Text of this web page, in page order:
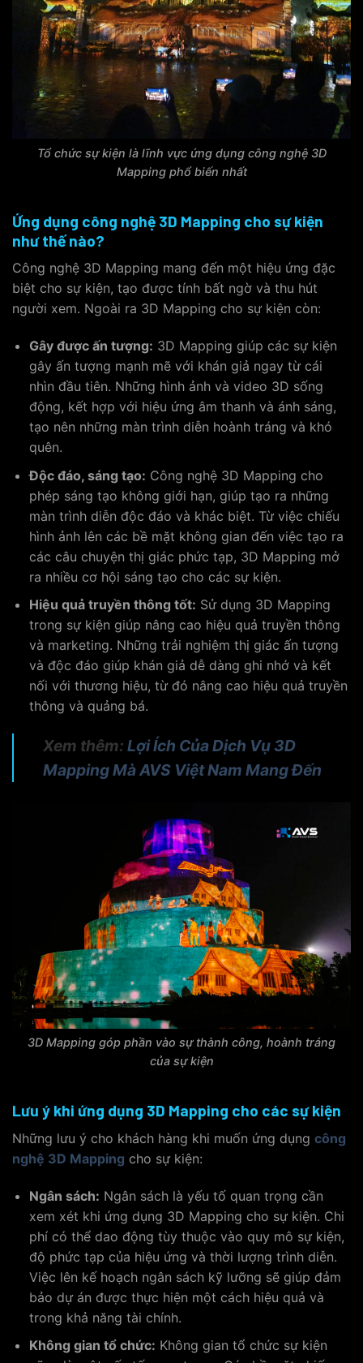
Tổ chức sự kiện là lĩnh vực ứng dụng công nghệ 3D
Mapping phổ biến nhất
Ứng dụng công nghệ 3D Mapping cho sự kiện
như thế nào?
Công nghệ 3D Mapping mang đến một hiệu ứng đặc
biệt cho sự kiện, tạo được tính bất ngờ và thu hút
người xem. Ngoài ra 3D Mapping cho sự kiện còn:
Gây được ấn tượng: 3D Mapping giúp các sự kiện
gây ấn tượng mạnh mẽ với khán giả ngay từ cái
nhìn đầu tiên. Những hình ảnh và video 3D sống
động, kết hợp với hiệu ứng âm thanh và ánh sáng,
tạo nên những màn trình diễn hoành tráng và khó
quên.
Độc đáo, sáng tạo: Công nghệ 3D Mapping cho
phép sáng tạo không giới hạn, giúp tạo ra những
màn trình diễn độc đáo và khác biệt. Từ việc chiếu
hình ảnh lên các bề mặt không gian đến việc tạo ra
các câu chuyện thị giác phức tạp, 3D Mapping mở
ra nhiều cơ hội sáng tạo cho các sự kiện.
Hiệu quả truyền thông tốt: Sử dụng 3D Mapping
trong sự kiện giúp nâng cao hiệu quả truyền thông
và marketing. Những trải nghiệm thị giác ấn tượng
và độc đáo giúp khán giả dễ dàng ghi nhớ và kết
nối với thương hiệu, từ đó nâng cao hiệu quả truyền
thông và quảng bá.
Xem thêm: Lợi Ích Của Dịch Vụ 3D
Mapping Mà AVS Việt Nam Mang Đến
3D Mapping góp phần vào sự thành công, hoành tráng
của sự kiện
Lưu ý khi ứng dụng 3D Mapping cho các sự kiện
Những lưu ý cho khách hàng khi muốn ứng dụng công
nghệ 3D Mapping cho sự kiện:
Ngân sách: Ngân sách là yếu tố quan trọng cần
xem xét khi ứng dụng 3D Mapping cho sự kiện. Chi
phí có thể dao động tùy thuộc vào quy mô sự kiện,
độ phức tạp của hiệu ứng và thời lượng trình diễn.
Việc lên kế hoạch ngân sách kỹ lưỡng sẽ giúp đảm
bảo dự án được thực hiện một cách hiệu quả và
trong khả năng tài chính.
Không gian tổ chức: Không gian tổ chức sự kiện